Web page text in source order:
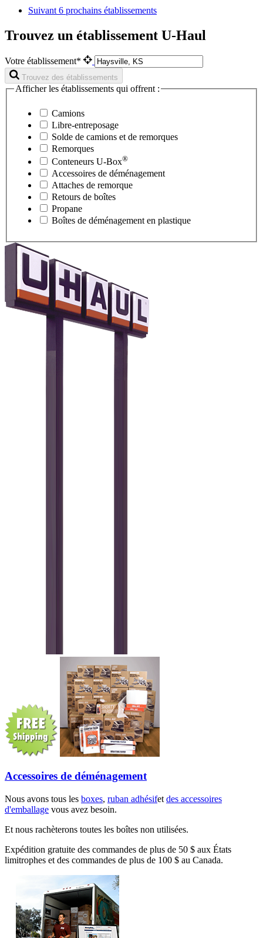
Suivant 6 prochains établissements
Trouvez un établissement U-Haul
Votre établissement*
Trouvez des établissements
Afficher les établissements qui offrent :
Camions
Libre-entreposage
Solde de camions et de remorques
Remorques
Conteneurs U-Box®
Accessoires de déménagement
Attaches de remorque
Retours de boîtes
Propane
Boîtes de déménagement en plastique
Accessoires de déménagement
Nous avons tous les boxes, ruban adhésifet des accessoires
d'emballage vous avez besoin.
Et nous rachèterons toutes les boîtes non utilisées.
Expédition gratuite des commandes de plus de 50 $ aux États
limitrophes et des commandes de plus de 100 $ au Canada.